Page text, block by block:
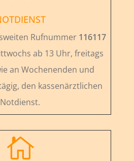
Rufnummer 116117
ab 13 Uhr, freitags
an Wochenenden und
den kassenärztlichen
Notdienst.
